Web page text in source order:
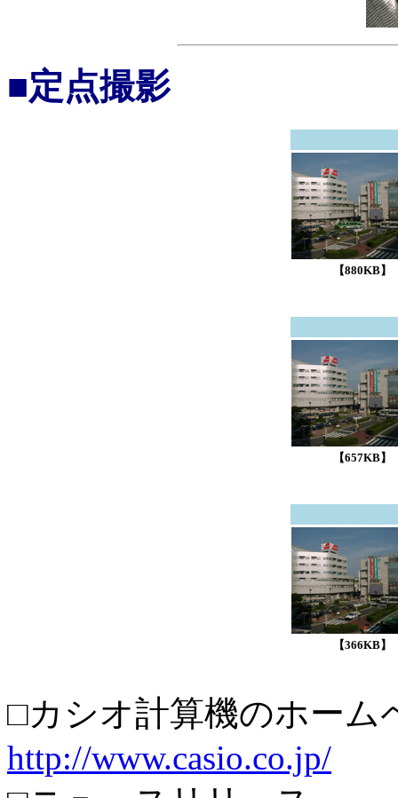
■定点撮影
【880KB】
【657KB】
【366KB】
□カシオ計算機のホーム
http://www.casio.co.jp/